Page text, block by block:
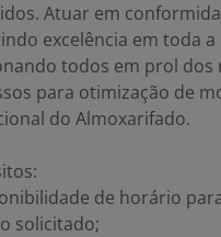
Atuar em
excelência em toda
todos em prol dos
para otimização de
do Almoxarifado.
de horário
solicitado;